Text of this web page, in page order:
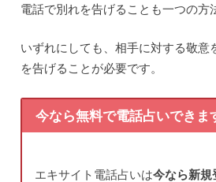
電話で別れを告げることも一つの方
いずれにしても、相手に対する敬意
を告げることが必要です。
今なら無料で電話占いできま
エキサイト電話占いは今なら新規